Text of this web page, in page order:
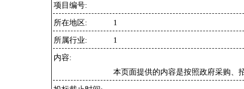
项目编号:
所在地区:
1
所属行业:
1
内容:
本页面提供的内容是按照政府采购、